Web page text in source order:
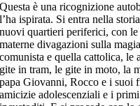
Questa è una ricognizione
l’ha ispirata. Si entra nella
nuovi quartieri periferici, con
materne divagazioni sulla
comunista e quella cattolica, le
gite in tram, le gite in moto, la
papa Giovanni, Rocco e i suoi
amicizie adolescenziali e i